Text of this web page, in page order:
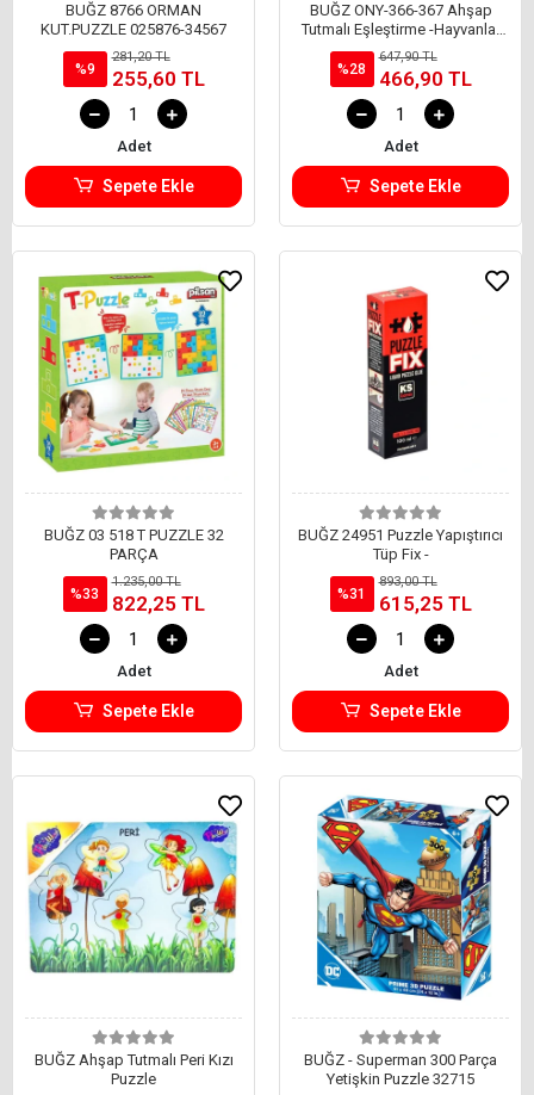
BUĞZ 8766 ORMAN
KUT.PUZZLE 025876-34567
%9
281,20 TL
255,60 TL
Adet
Sepete Ekle
BUĞZ ONY-366-367 Ahşap
Tutmalı Eşleştirme -Hayvanlar
ve Yavruları
%28
647,90 TL
466,90 TL
Adet
Sepete Ekle
BUĞZ 03 518 T PUZZLE 32
PARÇA
%33
1.235,00 TL
822,25 TL
Adet
Sepete Ekle
BUĞZ 24951 Puzzle Yapıştırıcı
Tüp Fix -
%31
893,00 TL
615,25 TL
Adet
Sepete Ekle
BUĞZ Ahşap Tutmalı Peri Kızı
Puzzle
BUĞZ - Superman 300 Parça
Yetişkin Puzzle 32715